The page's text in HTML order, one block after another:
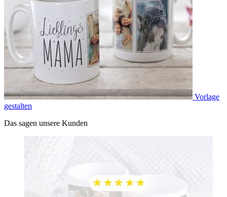
Vorlage
gestalten
Das sagen unsere Kunden